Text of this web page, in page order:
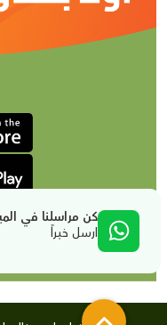
كن مراسلنا في
ارسل خبراً